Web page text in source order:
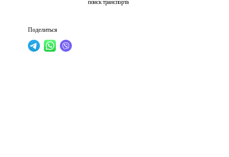
поиск транспорта
Поделиться